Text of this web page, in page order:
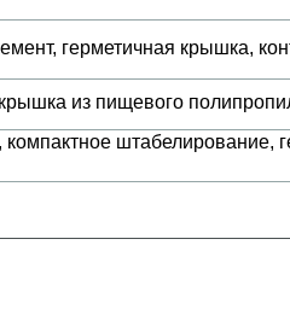
герметичная крышка,
из пищевого
компактное штабелирование,